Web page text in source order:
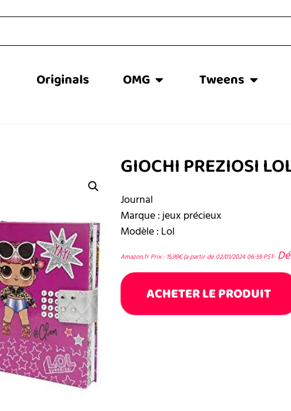
Originals OMG Tweens
GIOCHI PREZIOSI
Journal
Marque : jeux précieux
Modèle : Lol
Amazon.fr Prix : 15,99€(a partir de 02/01/2024 06:59 PST-
ACHETER LE PRODUIT